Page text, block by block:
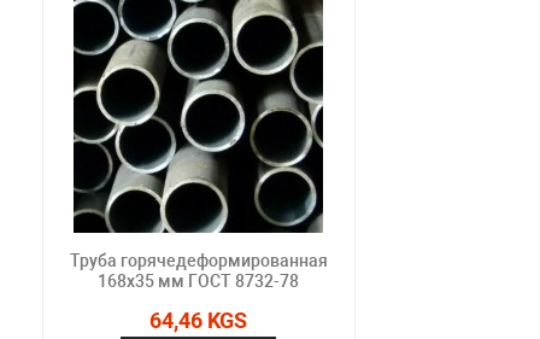
Труба горячедеформированная
168х35 мм ГОСТ 8732-78
64,46 KGS